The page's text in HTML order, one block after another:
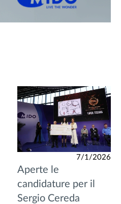
7/1/2026
Aperte le
candidature per il
Sergio Cereda